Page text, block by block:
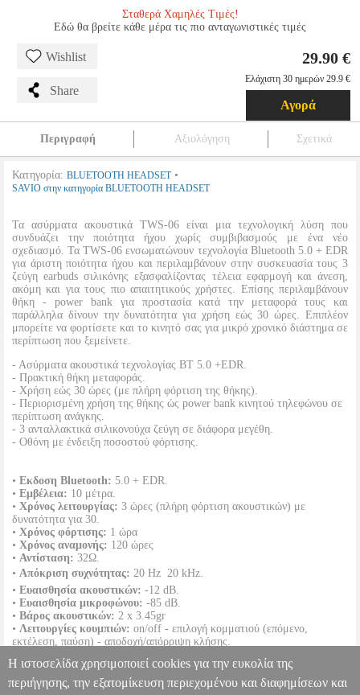
Σταθερά Χαμηλές Τιμές!
Εδώ θα βρείτε κάθε μέρα τις πιο ανταγωνιστικές τιμές
Wishlist
Share
29.90 €
Ελάχιστη 30 ημερών 29.9 €
Αγορά
Περιγραφή Αξιολόγηση Σχετικά
Κατηγορία: BLUETOOTH HEADSET•
SAVIO στην κατηγορία BLUETOOTH HEADSET
Τα ασύρματα ακουστικά TWS-06 είναι μια τεχνολογική λύση που
συνδυάζει την ποιότητα ήχου χωρίς συμβιβασμούς με ένα νέο
σχεδιασμό. Τα TWS-06 ενσωματώνουν τεχνολογία Bluetooth 5.0 + EDR
για άριστη ποιότητα ήχου και περιλαμβάνουν στην συσκευασία τους 3
ζεύγη earbuds σιλικόνης εξασφαλίζοντας τέλεια εφαρμογή και άνεση,
ακόμη και για τους πιο απαιτητικούς χρήστες. Επίσης περιλαμβάνουν
θήκη - power bank για προστασία κατά την μεταφορά τους και
παράλληλα δίνουν την δυνατότητα για χρήση εώς 30 ώρες. Επιπλέον
μπορείτε να φορτίσετε και το κινητό σας για μικρό χρονικό διάστημα σε
περίπτωση που ξεμείνετε.
- Ασύρματα ακουστικά τεχνολογίας BT 5.0 +EDR.
- Πρακτική θήκη μεταφοράς.
- Χρήση εώς 30 ώρες (με πλήρη φόρτιση της θήκης).
- Περιορισμένη χρήση της θήκης ώς power bank κινητού τηλεφώνου σε
περίπτωση ανάγκης.
- 3 ανταλλακτικά σιλικονούχα ζεύγη σε διάφορα μεγέθη.
- Οθόνη με ένδειξη ποσοστού φόρτισης.
• Εκδοση Bluetooth: 5.0 + EDR.
• Εμβέλεια: 10 μέτρα.
• Χρόνος λειτουργίας: 3 ώρες (πλήρη φόρτιση ακουστικών) με
δυνατότητα για 30.
• Χρόνος φόρτισης: 1 ώρα
• Χρόνος αναμονής: 120 ώρες
• Αντίσταση: 32Ω.
• Απόκριση συχνότητας: 20 Hz  20 kHz.
• Ευαισθησία ακουστικών: -12 dB.
• Ευαισθησία μικροφώνου: -85 dB.
• Βάρος ακουστικών: 2 x 3.45gr
• Λειτουργίες κουμπιών: on/off - επιλογή κομματιού (επόμενο,
εκτέλεση, παύση) - αποδοχή/απόρριψη κλήσης.
power bank, 5 ζευγάρια earbuds, οδηγίες.
•Εγγύηση: 1 χρόνος.DOA 7 ημερών
Η ιστοσελίδα χρησιμοποιεί cookies για την ευκολία της
περιήγησης, την εξατομίκευση περιεχομένου και διαφημίσεων και